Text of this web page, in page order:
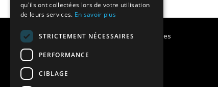
Calendrier des vacances scolaires
Notre histoire
Notre engagement
qu'ils ont collectées lors de votre utilisation
de leurs services. En savoir plus
STRICTEMENT NÉCESSAIRES
PERFORMANCE
CIBLAGE